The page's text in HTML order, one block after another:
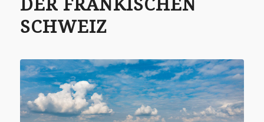
DER FRÄNKISCHEN
SCHWEIZ